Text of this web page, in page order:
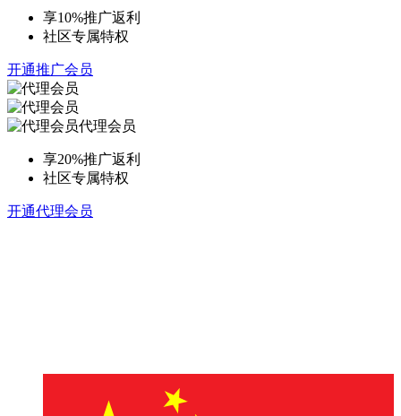
享10%推广返利
社区专属特权
开通推广会员
代理会员
享20%推广返利
社区专属特权
开通代理会员